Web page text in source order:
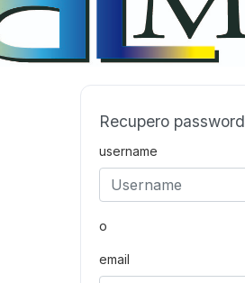
Recupero password
username
o
email